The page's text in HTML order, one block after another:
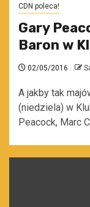
CDN poleca!
Gary
Baron w
02/05/2016
A jakby tak
(niedziela) w
Peacock, Marc